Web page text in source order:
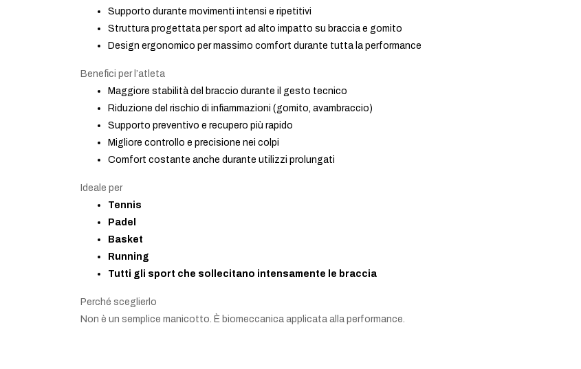
Supporto durante movimenti intensi e ripetitivi
Struttura progettata per sport ad alto impatto su braccia e gomito
Design ergonomico per massimo comfort durante tutta la performance
Benefici per l’atleta
Maggiore stabilità del braccio durante il gesto tecnico
Riduzione del rischio di infiammazioni (gomito, avambraccio)
Supporto preventivo e recupero più rapido
Migliore controllo e precisione nei colpi
Comfort costante anche durante utilizzi prolungati
Ideale per
Tennis
Padel
Basket
Running
Tutti gli sport che sollecitano intensamente le braccia
Perché sceglierlo
Non è un semplice manicotto. È biomeccanica applicata alla performance.